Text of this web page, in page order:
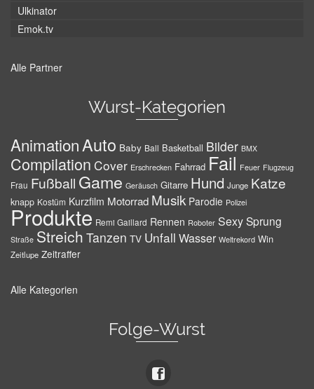
Ulkinator
Emok.tv
Alle Partner
Wurst-Kategorien
AnimationAuto Baby Ball Basketball Bilder BMX
Compilation Cover Erschrecken Fahrrad Fail Feuer Flugzeug
Frau Fußball Game Geräusch Gitarre Hund Junge Katze
knapp Kostüm Kurzfilm Motorrad Musik Parodie Polizei
Produkte Remi Gaillard Rennen Roboter SexySprung
Straße Streich Tanzen TV Unfall Wasser Weltrekord Win
Zeitlupe Zeitraffer
Alle Kategorien
Folge-Wurst